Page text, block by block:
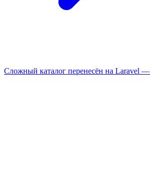
Сложный каталог перенесён на Laravel —